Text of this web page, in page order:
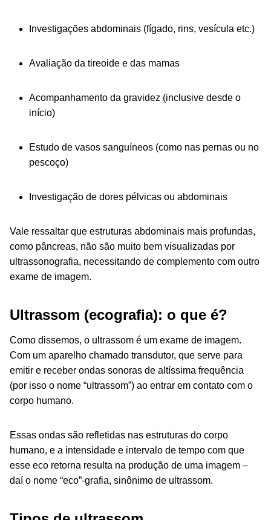
Investigações abdominais (fígado, rins, vesícula etc.)
Avaliação da tireoide e das mamas
Acompanhamento da gravidez (inclusive desde o
início)
Estudo de vasos sanguíneos (como nas pernas ou no
pescoço)
Investigação de dores pélvicas ou abdominais
Vale ressaltar que estruturas abdominais mais profundas,
como pâncreas, não são muito bem visualizadas por
ultrassonografia, necessitando de complemento com outro
exame de imagem.
Ultrassom (ecografia): o que é?
Como dissemos, o ultrassom é um exame de imagem.
Com um aparelho chamado transdutor, que serve para
emitir e receber ondas sonoras de altíssima frequência
(por isso o nome “ultrassom”) ao entrar em contato com o
corpo humano.
Essas ondas são refletidas nas estruturas do corpo
humano, e a intensidade e intervalo de tempo com que
esse eco retorna resulta na produção de uma imagem –
daí o nome “eco”-grafia, sinônimo de ultrassom.